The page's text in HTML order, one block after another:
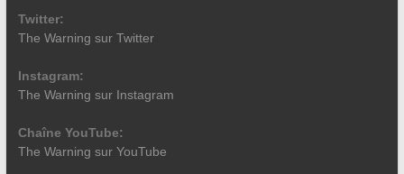
Twitter:
The Warning sur Twitter
Instagram:
The Warning sur Instagram
Chaîne YouTube:
The Warning sur YouTube